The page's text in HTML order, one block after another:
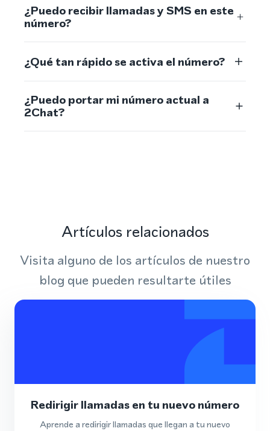
¿Puedo recibir llamadas y SMS en este
número?
¿Qué tan rápido se activa el número?
¿Puedo portar mi número actual a
2Chat?
Artículos relacionados
Visita alguno de los artículos de nuestro
blog que pueden resultarte útiles
Redirigir llamadas en tu nuevo número
Aprende a redirigir llamadas que llegan a tu nuevo